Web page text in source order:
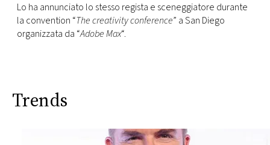
Lo ha annunciato lo stesso regista e sceneggiatore durante
la convention “The creativity conference” a San Diego
organizzata da “Adobe Max“.
Trends